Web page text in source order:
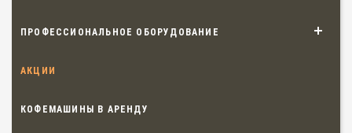
ПРОФЕССИОНАЛЬНОЕ ОБОРУДОВАНИЕ
АКЦИИ
КОФЕМАШИНЫ В АРЕНДУ